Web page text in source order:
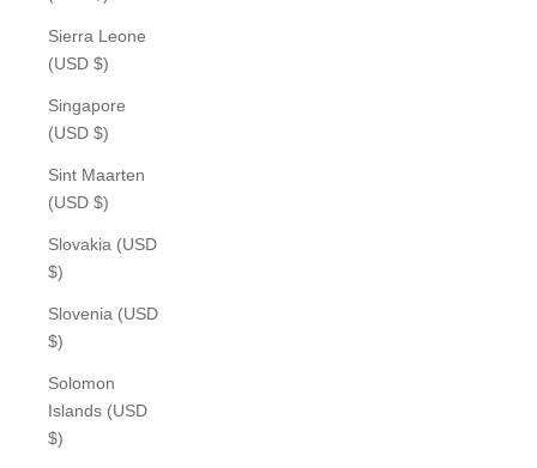
Sierra Leone
(USD $)
Singapore
(USD $)
Sint Maarten
(USD $)
Slovakia (USD
$)
Slovenia (USD
$)
Solomon
Islands (USD
$)